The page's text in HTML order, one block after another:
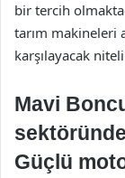
bir tercih
tarım makineleri
karşılayacak
Mavi
Güçlü